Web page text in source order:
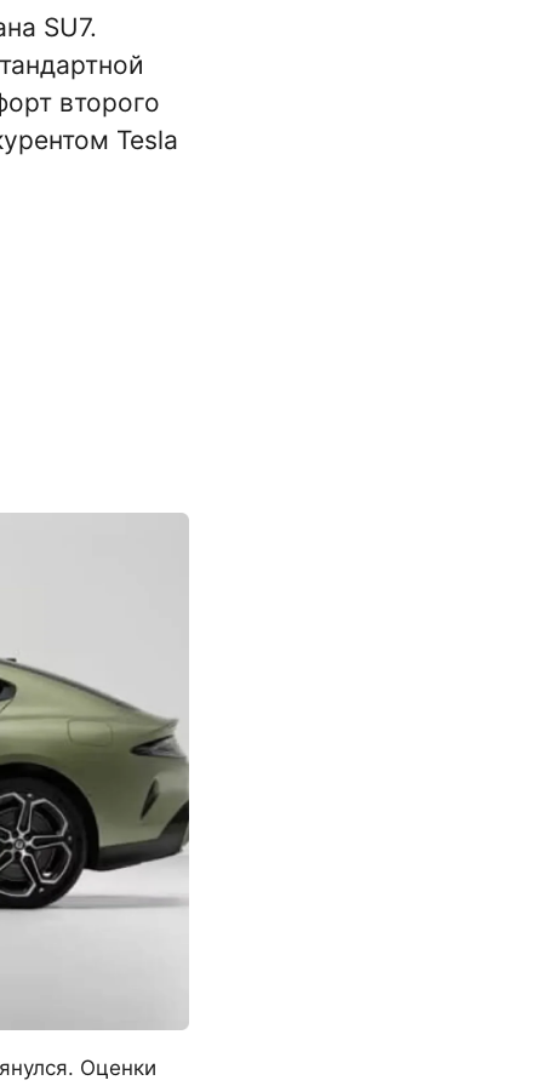
SU7.
второго
Tesla
Оценки